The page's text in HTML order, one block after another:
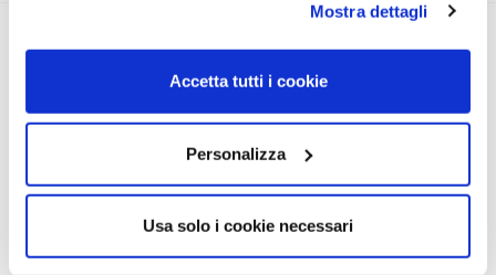
Mostra dettagli
Accetta tutti i cookie
Personalizza
Usa solo i cookie necessari
Seguici sui social
Il Team iMeMo